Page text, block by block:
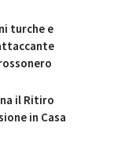
turche e
il Ritiro
in Casa